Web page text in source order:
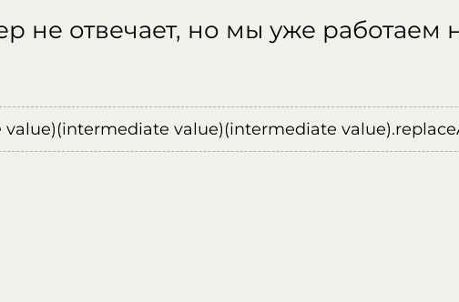
не отвечает, но мы уже работаем
value)(intermediate value)(intermediate